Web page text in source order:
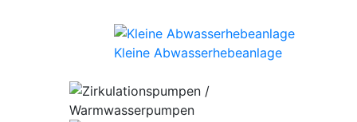
Kleine Abwasserhebeanlage